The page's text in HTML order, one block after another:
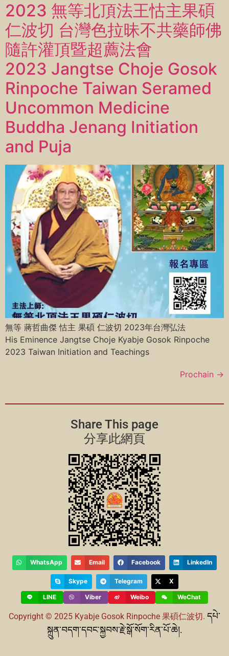
2023 無等北頂法王怙主果碩
仁波切 台灣色拉昧不共藥師佛
隨許灌頂暨超薦法會
2023 Jangtse Choje Gosok
Rinpoche Taiwan Seramed
Uncommon Medicine
Buddha Jenang Initiation
and Puja
無等 蔣哲曲傑 怙主 果碩 仁波切 2023年台灣弘法
His Eminence Jangtse Choje Kyabje Gosok Rinpoche
2023 Taiwan Initiation and Teachings
Prochain →
Share This page
分享此網頁
WhatsApp Email Facebook LinkedIn
Skype Telegram X
LINE Viber Weibo WeChat
Copyright © 2025 Kyabje Gosok Rinpoche 果碩仁波切. དཔེ་
སྐྲུན་བདག་དབང་སྐྱབས་རྗེ་སྒོ་སོག་རིན་པོ་ཆེ།.